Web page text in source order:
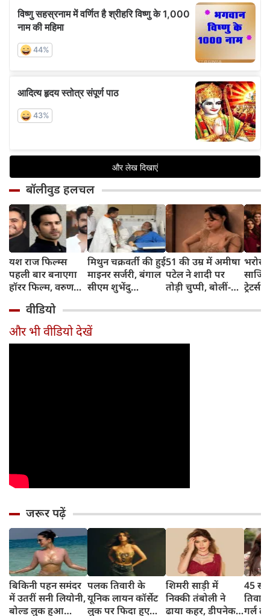
बॉलीवुड हलचल
यश राज फिल्म्स
पहली बार बनाएगा
हॉरर फिल्म, वरुण
रोल
मिथुन चक्रवर्ती की हुई
माइनर सर्जरी, बंगाल
सीएम शुभेंदु
पहुंचे अस्पताल
51 की उम्र में अमीषा
पटेल ने शादी पर
तोड़ी चुप्पी, बोलीं-
अपनी खुशियां दांव
करण
वीडियो
और भी वीडियो देखें
जरूर पढ़ें
बिकिनी पहन समंदर
में उतरीं सनी लियोनी,
बोल्ड लुक हुआ
पलक तिवारी के
यूनिक लायन कॉर्सेट
लुक पर फिदा हुए
शिमरी साड़ी में
निक्की तंबोली ने
ढाया कहर, डीपनेक
45
गर्ल